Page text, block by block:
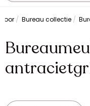
Bureau collectie